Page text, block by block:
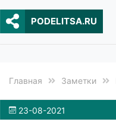
PODELITSA.RU
Главная Заметки
23-08-2021